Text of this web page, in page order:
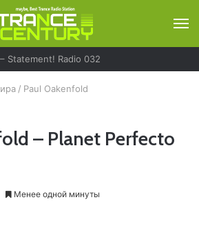
Statement! Radio 032
/ Paul Oakenfold
– Planet Perfecto
Менее одной минуты